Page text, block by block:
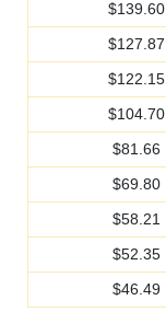
$139.60
$127.87
$122.15
$104.70
$81.66
$69.80
$58.21
$52.35
$46.49